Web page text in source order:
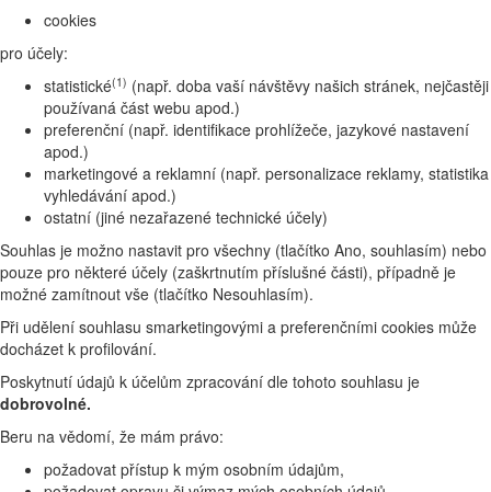
cookies
pro účely:
statistické(1) (např. doba vaší návštěvy našich stránek, nejčastěji
používaná část webu apod.)
preferenční (např. identifikace prohlížeče, jazykové nastavení
apod.)
marketingové a reklamní (např. personalizace reklamy, statistika
vyhledávání apod.)
ostatní (jiné nezařazené technické účely)
Souhlas je možno nastavit pro všechny (tlačítko Ano, souhlasím) nebo
pouze pro některé účely (zaškrtnutím příslušné části), případně je
možné zamítnout vše (tlačítko Nesouhlasím).
Při udělení souhlasu smarketingovými a preferenčními cookies může
docházet k profilování.
Poskytnutí údajů k účelům zpracování dle tohoto souhlasu je
dobrovolné.
Beru na vědomí, že mám právo:
požadovat přístup k mým osobním údajům,